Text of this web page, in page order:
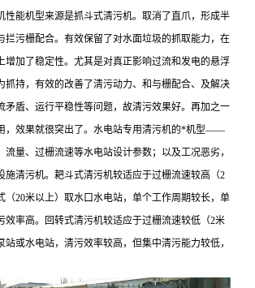
性能机型来源是抓斗式清污机。取消了直爪，形成半
拦污栅配合。有效保留了对水面垃圾的抓取能力，在
增加了稳定性。尤其是对真正影响过流和发电的悬浮
抓持，有效的改善了清污动力、和与栅配合、及解决
矛盾、运行平稳性等问题，故清污效果好。再加之一
，效果就很突出了。水电站专用清污机的*机型――
流量、过栅流速等水电站设计参数；以及工况恶劣，
施清污机。耙斗式清污机较适应于过栅流速较高（2
（20米以上）取水口水电站，单个工作周期较长，单
效率高。回转式清污机较适应于过栅流速较低（2米
站或水电站，清污效率较高，但集中清污能力较低，